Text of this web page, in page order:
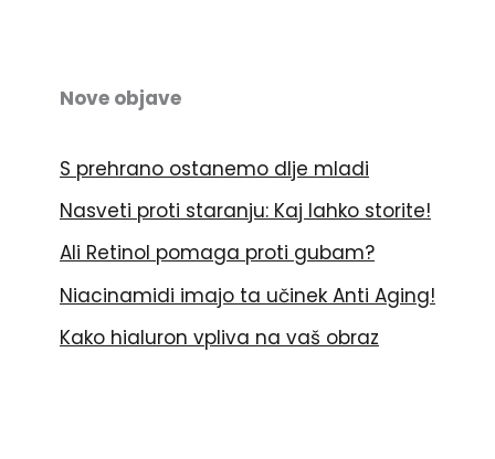
Nove objave
S prehrano ostanemo dlje mladi
Nasveti proti staranju: Kaj lahko storite!
Ali Retinol pomaga proti gubam?
Niacinamidi imajo ta učinek Anti Aging!
Kako hialuron vpliva na vaš obraz